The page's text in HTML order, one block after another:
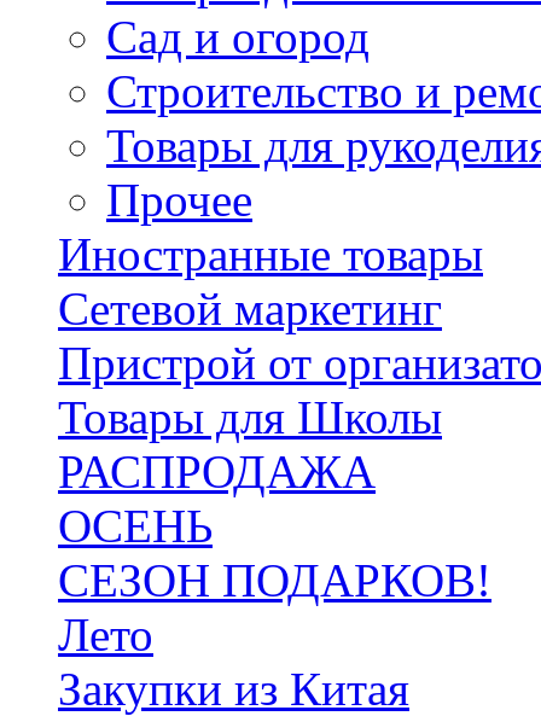
Сад и огород
Строительство и
Товары для
Прочее
Иностранные товары
Сетевой маркетинг
Пристрой от
Товары для Школы
РАСПРОДАЖА
ОСЕНЬ
СЕЗОН ПОДАРКОВ!
Лето
Закупки из Китая